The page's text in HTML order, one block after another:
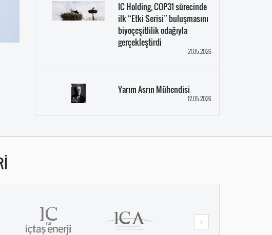
IC Holding, COP31 sürecinde
ilk “Etki Serisi” buluşmasını
biyoçeşitlilik odağıyla
gerçekleştirdi
21.05.2026
Yarım Asrın Mühendisi
12.05.2026